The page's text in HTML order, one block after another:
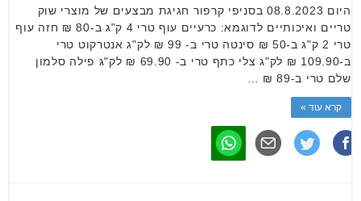
היום 08.8.2023 בסניפי קרפור חגיגת מבצעים של מוצרי שוק
טריים ואיכותיים לדוגמא: כרעיים עוף טרי 4 ק"ג ב-80 ₪ חזה עוף
טרי 2 ק"ג ב-50 ₪ סינטה טרי ב- 99 ₪ לק"ג אנטרקוט טרי
ב-109.90 ₪ לק"ג צלי כתף טרי ב- 69.90 ₪ לק"ג פילה סלמון
שלם טרי ב-89 ₪ …
קרא עוד »